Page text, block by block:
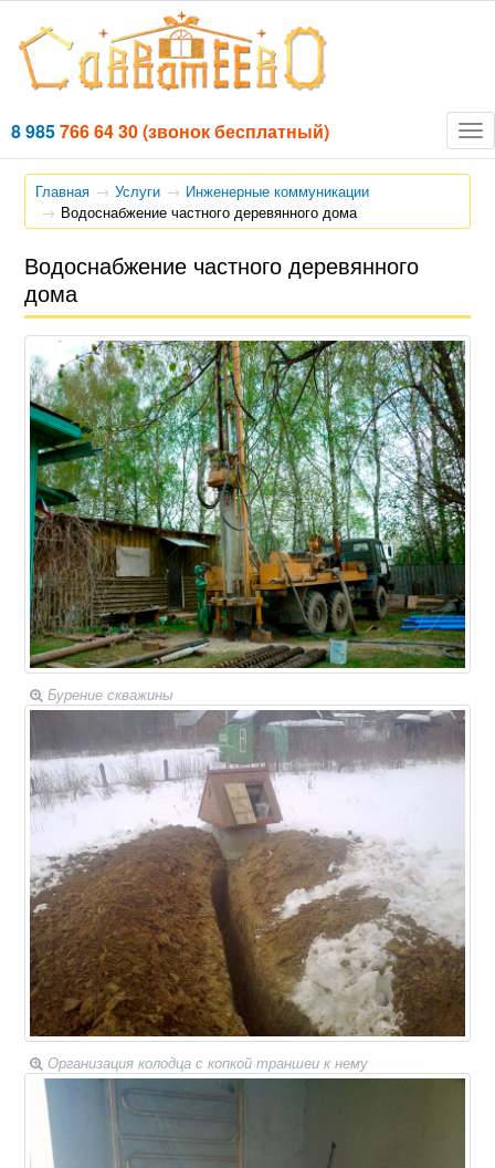
8 985766 64 30(звонок бесплатный)
Главная Услуги
Инженерные коммуникации
Водоснабжение частного деревянного дома
Водоснабжение частного деревянного
дома
Бурение скважины
Организация колодца с копкой траншеи к нему